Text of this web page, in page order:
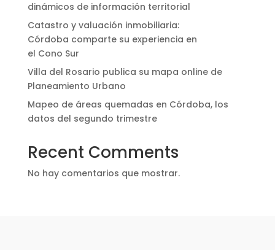
dinámicos de información territorial
Catastro y valuación inmobiliaria:
Córdoba comparte su experiencia en
el Cono Sur
Villa del Rosario publica su mapa online de
Planeamiento Urbano
Mapeo de áreas quemadas en Córdoba, los
datos del segundo trimestre
Recent Comments
No hay comentarios que mostrar.